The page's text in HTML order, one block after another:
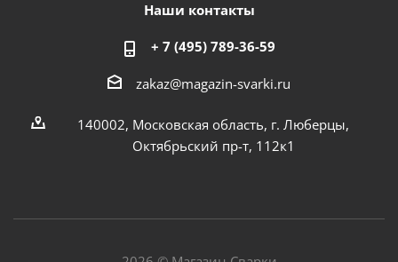
Наши контакты
+ 7 (495) 789-36-59
zakaz@magazin-svarki.ru
140002, Московская область, г. Люберцы,
Октябрьский пр-т, 112к1